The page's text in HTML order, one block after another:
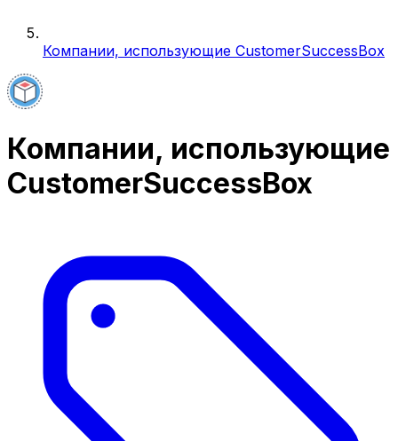
Компании, использующие CustomerSuccessBox
Компании, использующие
CustomerSuccessBox